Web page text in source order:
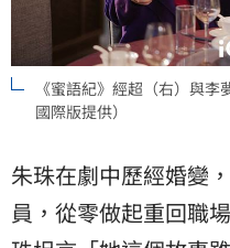
《蜜語紀》經超（右）與
國際版提供）
朱珠在劇中歷經婚變
員，從零做起重回職